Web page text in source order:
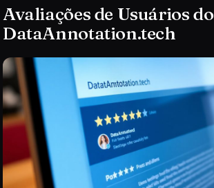
Avaliações de Usuários do
DataAnnotation.tech